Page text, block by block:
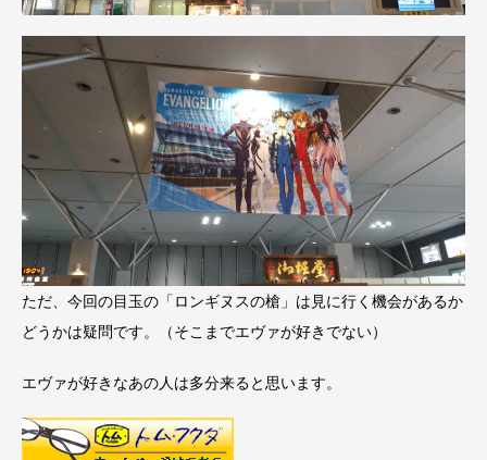
ただ、今回の目玉の「ロンギヌスの槍」は見に行く機会があるか
どうかは疑問です。（そこまでエヴァが好きでない）
エヴァが好きなあの人は多分来ると思います。